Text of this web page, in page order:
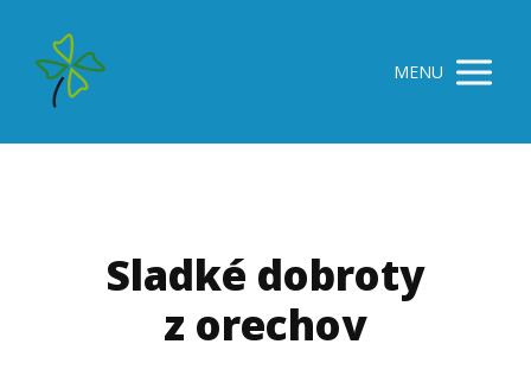
MENU
Sladké dobroty
z orechov